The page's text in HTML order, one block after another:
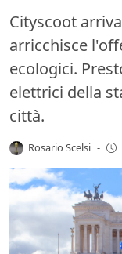
Cityscoot
arricchisce
ecologici.
elettrici della
città.
Rosario Scelsi -